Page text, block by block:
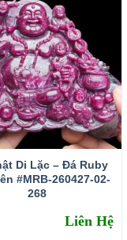
bạc để mua một
được giá trị của đá,
tắt nhất có thể, để
Di Lặc – Đá Ruby
#MRB-260427-02-
268
Liên Hệ